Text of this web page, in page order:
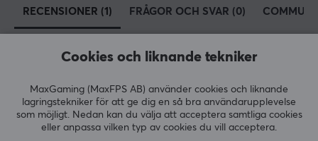
Nej
MÅTT & VIKT
RECENSIONER (1) FRÅGOR OCH SVAR (0)
5.0
Baserat på 1 recension
4
0%
3
0%
2
0%
1
0%
Cookies och liknande tekniker
MaxGaming (MaxFPS AB) använder cookies och liknande
lagringstekniker för att ge dig en så bra användarupplevelse
som möjligt. Nedan kan du välja att acceptera samtliga cookies
eller anpassa vilken typ av cookies du vill acceptera.